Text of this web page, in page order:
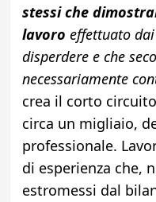
stessi che
lavoro effettuato
disperdere e che
necessariamente
crea il corto
circa un migliaio,
professionale.
di esperienza che,
estromessi dal